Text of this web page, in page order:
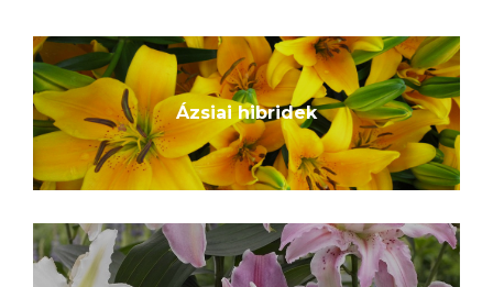
Ázsiai hibridek